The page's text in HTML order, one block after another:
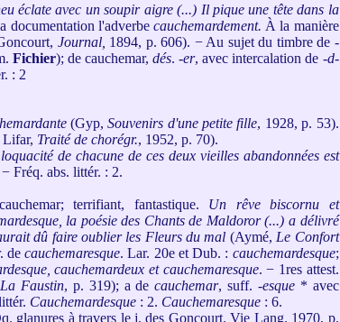
éclate avec un soupir aigre (...) Il pique une tête dans la
documentation l'adverbe cauchemardement. À la manière
Journal, 1894, p. 606). − Au sujet du timbre de -
Fichier); de cauchemar,dés. -er, avec intercalation de -d-
: 2
(Gyp,Souvenirs d'une petite fille, 1928, p. 53).
Traité de chorégr., 1952, p. 70).
de chacune de ces deux vieilles abandonnées est
Fréq. abs. littér. : 2.
terrifiant, fantastique. Un rêve biscornu et
la poésie des Chants de Maldoror (...) a délivré
dû faire oublier les Fleurs du mal (Aymé, Le Confort
decauchemaresque. Lar. 20e et Dub. : cauchemardesque;
cauchemardeux et cauchemaresque. − 1res attest.
La Faustin, p. 319); a decauchemar, suff. -esque* avec
Cauchemardesque: 2. Cauchemaresque: 6.
glanures à travers le j. des Goncourt. Vie Lang. 1970, p.